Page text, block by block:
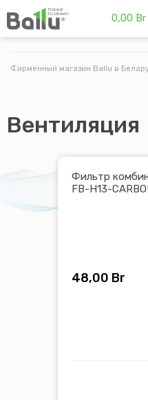
0,00 Br
Фирменный магазин Ballu в
Вентиляция
Фильтр
FB-H13-
48,00 Br